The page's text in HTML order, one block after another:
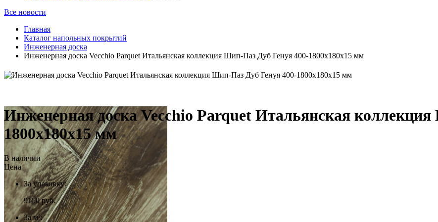
Все новости
Главная
Каталог напольных покрытий
Инженерная доска
Инженерная доска Vecchio Parquet Итальянская коллекция Шип-Паз Дуб Генуя 400-1800x180x15 мм
Инженерная доска Vecchio Parquet Итальянская
1800x180x15 мм
В наличии
Цена
За упаковку:
9150руб.
За м²: